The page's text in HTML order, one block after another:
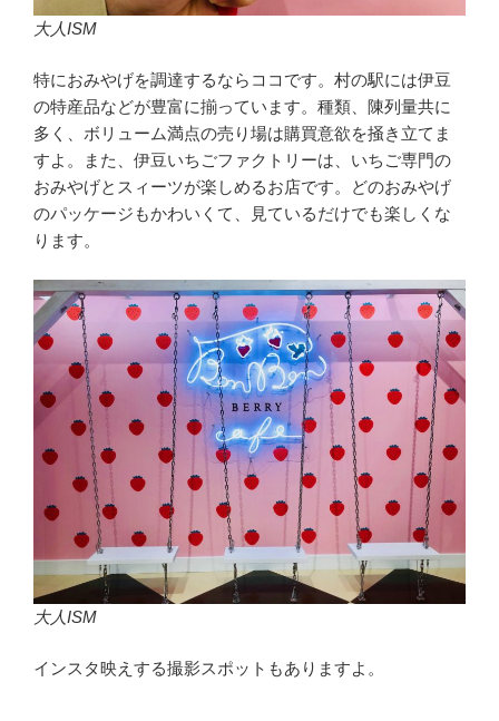
大人ISM
特におみやげを調達するならココです。村の駅には伊豆
の特産品などが豊富に揃っています。種類、陳列量共に
多く、ボリューム満点の売り場は購買意欲を掻き立てま
すよ。また、伊豆いちごファクトリーは、いちご専門の
おみやげとスィーツが楽しめるお店です。どのおみやげ
のパッケージもかわいくて、見ているだけでも楽しくな
ります。
大人ISM
インスタ映えする撮影スポットもありますよ。